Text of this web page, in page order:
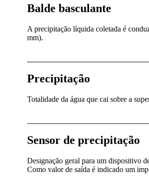
Balde basculante
A precipitação líquida coletada é
mm).
Precipitação
Totalidade da água que cai sobre a
Sensor de precipitação
Designação geral para um dispositivo
Como valor de saída é indicado um